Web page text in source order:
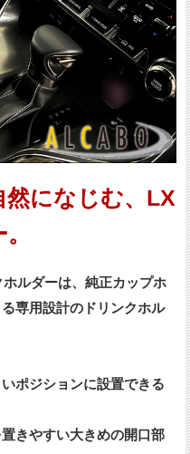
になじむ、LX
ルダーは、純正カップホ
専用設計のドリンクホル
ポジションに設置できる
きやすい大きめの開口部